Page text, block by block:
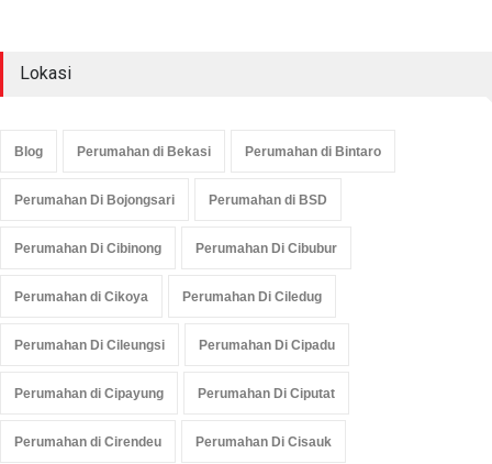
Lokasi
Blog Perumahan di Bekasi Perumahan di Bintaro
Perumahan Di Bojongsari Perumahan di BSD
Perumahan Di Cibinong Perumahan Di Cibubur
Perumahan di Cikoya Perumahan Di Ciledug
Perumahan Di Cileungsi Perumahan Di Cipadu
Perumahan di Cipayung Perumahan Di Ciputat
Perumahan di Cirendeu Perumahan Di Cisauk